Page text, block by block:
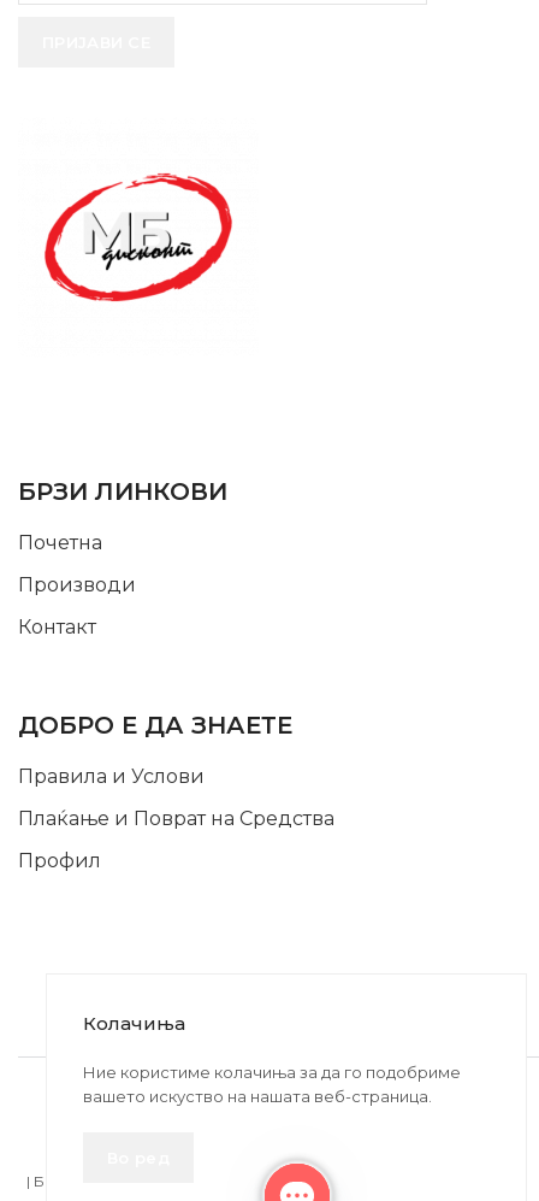
БРЗИ ЛИНКОВИ
Почетна
Производи
Контакт
ДОБРО Е ДА ЗНАЕТЕ
Правила и Услови
Плаќање и Поврат на Средства
Профил
2020-2024 © MB DISKONT. Изработено од
БРАМИТ ДООЕЛ
| БРАЌА МИНКОВИ 57, 2400 СТРУМИЦА | ДПТУ
Колачиња
Ние користиме колачиња за да го подобриме
вашето искуство на нашата веб-страница.